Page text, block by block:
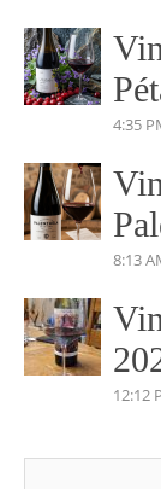
4:35
8:13
12:12